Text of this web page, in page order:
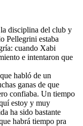
disciplina del club y
Pellegrini estaba
cuando Xabi
e intentaron que
habló de un
ganas de que
confiaba. Un tiempo
estoy y muy
ha sido bastante
habrá tiempo pra